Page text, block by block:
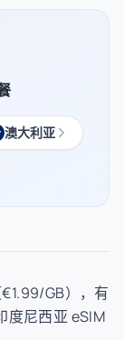
澳大利亚
GB），有
度尼西亚 eSIM